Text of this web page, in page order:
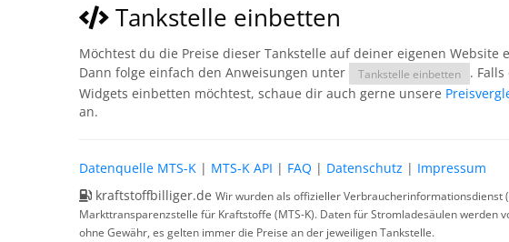
Tankstelle einbetten
Möchtest du die Preise dieser Tankstelle auf deiner eigenen Website
Dann folge einfach den Anweisungen unter
Tankstelle einbetten
.
Widgets einbetten möchtest, schaue dir auch gerne unsere
an.
Datenquelle MTS-K | MTS-K API | FAQ | Datenschutz | Impressum
kraftstoffbilliger.de Wir wurden als offizieller Verbraucherinformationsdienst
Markttransparenzstelle für Kraftstoffe (MTS-K). Daten für Stromladesäulen
ohne Gewähr, es gelten immer die Preise an der jeweiligen Tankstelle.